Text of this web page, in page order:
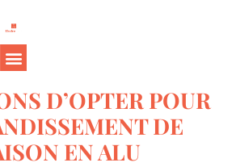
D’OPTER POUR
DE
EN ALU